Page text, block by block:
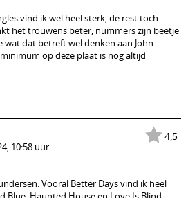
vind ik wel heel sterk, de rest toch
het trouwens beter, nummers zijn beetje
wat dat betreft wel denken aan John
op deze plaat is nog altijd
4,5
10:58 uur
Vooral Better Days vind ik heel